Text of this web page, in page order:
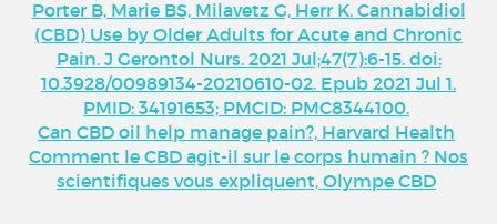
Porter B, Marie BS, Milavetz G, Herr K. Cannabidiol
(CBD) Use by Older Adults for Acute and Chronic
Pain. J Gerontol Nurs. 2021 Jul;47(7):6-15. doi:
10.3928/00989134-20210610-02. Epub 2021 Jul 1.
PMID: 34191653; PMCID: PMC8344100.
Can CBD oil help manage pain?, Harvard Health
Comment le CBD agit-il sur le corps humain ? Nos
scientifiques vous expliquent, Olympe CBD